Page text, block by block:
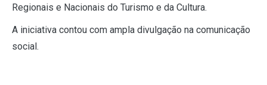
Regionais e Nacionais do Turismo e da Cultura.
A iniciativa contou com ampla divulgação na comunicação
social.